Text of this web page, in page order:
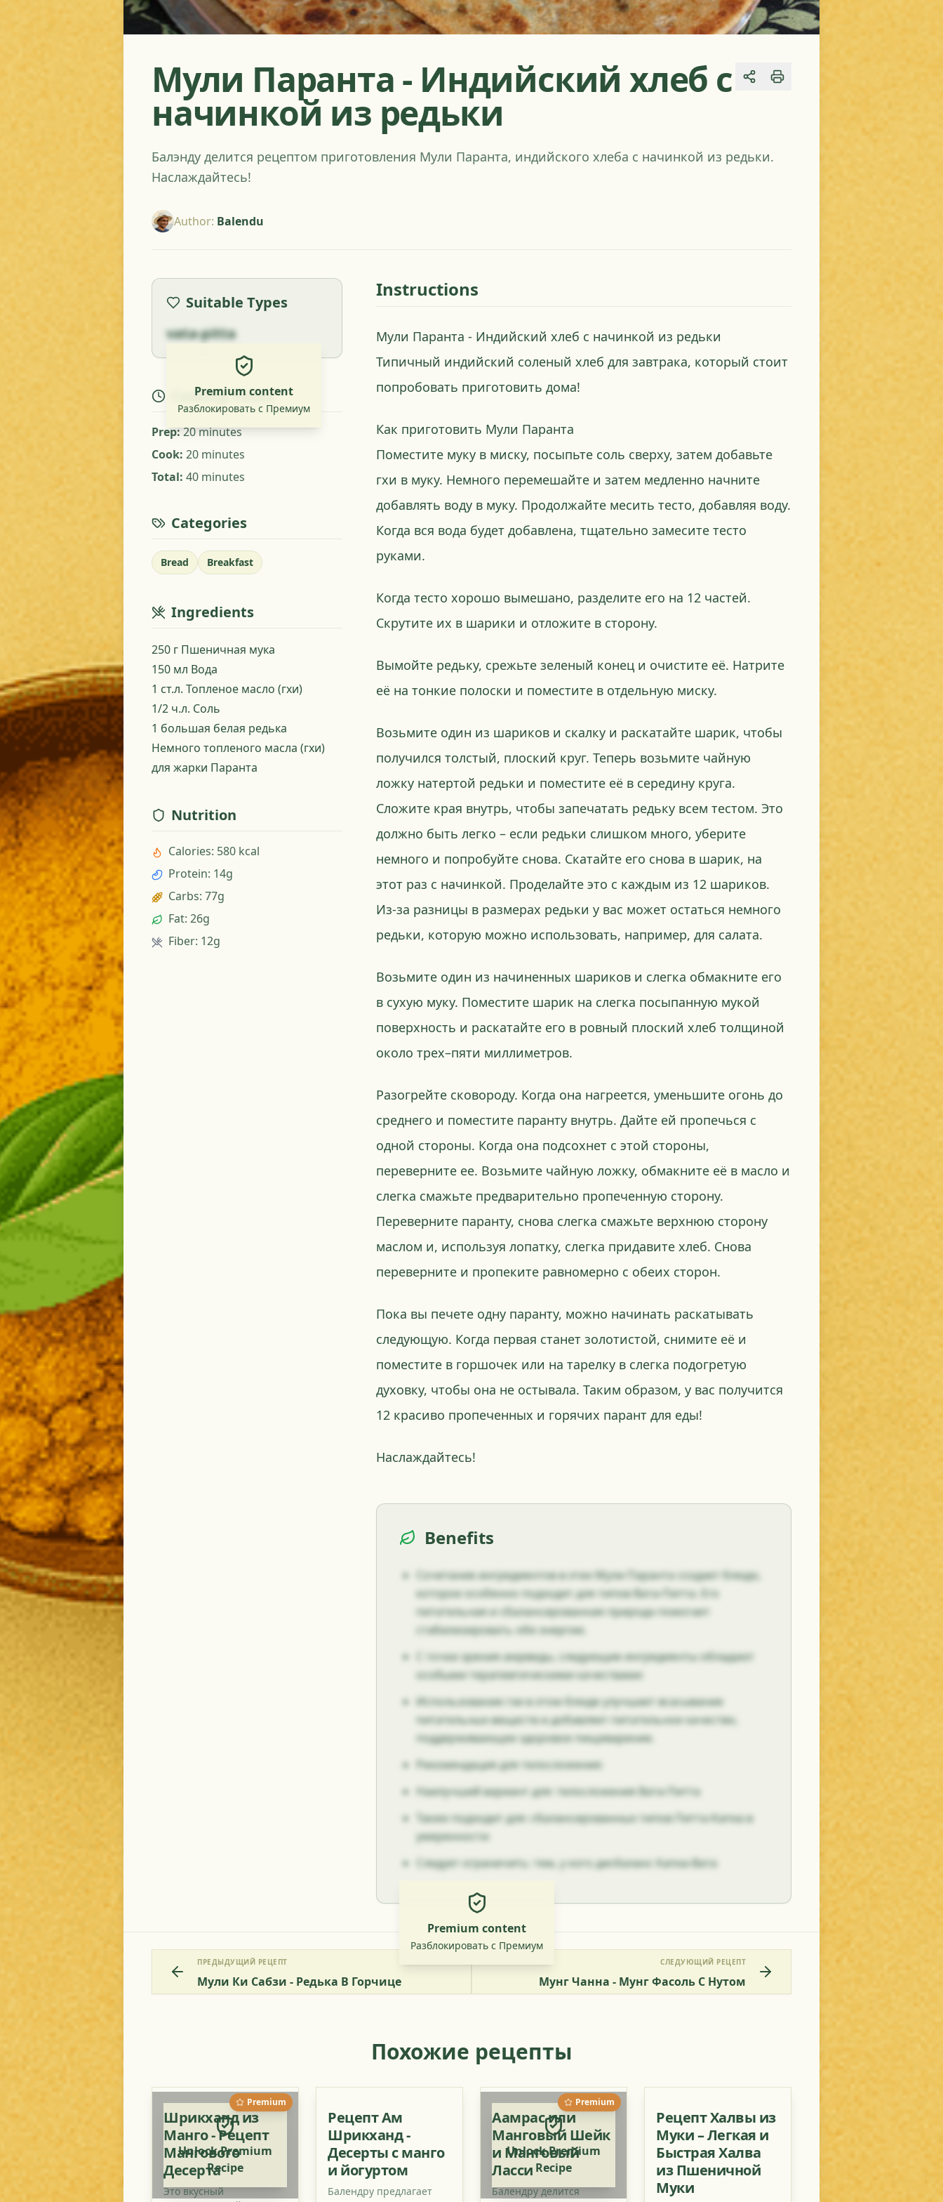
Мули Паранта - Индийский хлеб с
начинкой из редьки
Share
Балэнду делится рецептом приготовления Мули Паранта, индийского хлеба с начинкой из редьки.
Наслаждайтесь!
Author: Balendu
Suitable Types
vata-pitta
Premium content
Разблокировать с Премиум
Cooking Times
Prep:20 minutes
Cook: 20 minutes
Total: 40 minutes
Categories
Bread Breakfast
Ingredients
250 г Пшеничная мука
150 мл Вода
1 ст.л. Топленое масло (гхи)
1/2 ч.л. Соль
1 большая белая редька
Немного топленого масла (гхи)
для жарки Паранта
Nutrition
Calories: 580 kcal
Protein: 14g
Carbs: 77g
Fat: 26g
Fiber: 12g
Instructions
Мули Паранта - Индийский хлеб с начинкой из редьки
Типичный индийский соленый хлеб для завтрака, который стоит
попробовать приготовить дома!
Как приготовить Мули Паранта
Поместите муку в миску, посыпьте соль сверху, затем добавьте
гхи в муку. Немного перемешайте и затем медленно начните
добавлять воду в муку. Продолжайте месить тесто, добавляя воду.
Когда вся вода будет добавлена, тщательно замесите тесто
руками.
Когда тесто хорошо вымешано, разделите его на 12 частей.
Скрутите их в шарики и отложите в сторону.
Вымойте редьку, срежьте зеленый конец и очистите её. Натрите
её на тонкие полоски и поместите в отдельную миску.
Возьмите один из шариков и скалку и раскатайте шарик, чтобы
получился толстый, плоский круг. Теперь возьмите чайную
ложку натертой редьки и поместите её в середину круга.
Сложите края внутрь, чтобы запечатать редьку всем тестом. Это
должно быть легко – если редьки слишком много, уберите
немного и попробуйте снова. Скатайте его снова в шарик, на
этот раз с начинкой. Проделайте это с каждым из 12 шариков.
Из-за разницы в размерах редьки у вас может остаться немного
редьки, которую можно использовать, например, для салата.
Возьмите один из начиненных шариков и слегка обмакните его
в сухую муку. Поместите шарик на слегка посыпанную мукой
поверхность и раскатайте его в ровный плоский хлеб толщиной
около трех–пяти миллиметров.
Разогрейте сковороду. Когда она нагреется, уменьшите огонь до
среднего и поместите паранту внутрь. Дайте ей пропечься с
одной стороны. Когда она подсохнет с этой стороны,
переверните ее. Возьмите чайную ложку, обмакните её в масло и
слегка смажьте предварительно пропеченную сторону.
Переверните паранту, снова слегка смажьте верхнюю сторону
маслом и, используя лопатку, слегка придавите хлеб. Снова
переверните и пропеките равномерно с обеих сторон.
Пока вы печете одну паранту, можно начинать раскатывать
следующую. Когда первая станет золотистой, снимите её и
поместите в горшочек или на тарелку в слегка подогретую
духовку, чтобы она не остывала. Таким образом, у вас получится
12 красиво пропеченных и горячих парант для еды!
Наслаждайтесь!
Benefits
Сочетание ингредиентов в этих Мули Паранта создает блюдо,
которое особенно подходит для типов Вата-Питта. Его
питательная и сбалансированная природа помогает
стабилизировать обе энергии.
С точки зрения аюрведы, следующие ингредиенты обладают
особыми терапевтическими качествами:
Использование гхи в этом блюде улучшает всасывание
питательных веществ и добавляет питательное качество,
поддерживающее здоровое пищеварение.
Рекомендация для телосложения:
Наилучший вариант для: телосложения Вата-Питта
Также подходит для: сбалансированных типов Питта-Капха в
умеренности
Следует ограничить: тем, у кого дисбаланс Капха-Вата
Premium content
Разблокировать с Премиум
ПРЕДЫДУЩИЙ РЕЦЕПТ
Мули Ки Сабзи - Редька В Горчице
СЛЕДУЮЩИЙ РЕЦЕПТ
Мунг Чанна - Мунг Фасоль С Нутом
Похожие рецепты
Premium
Unlock Premium
Recipe
Шрикханд из
Манго - Рецепт
Мангового
Десерта
Это вкусный
Рецепт Ам
Шрикханд -
Десерты с манго
и йогуртом
Балендру предлагает
Premium
Unlock Premium
Recipe
Аамрас или
Манговый Шейк
и Манговый
Ласси
Балендру делится
Рецепт Халвы из
Муки – Легкая и
Быстрая Халва
из Пшеничной
Муки